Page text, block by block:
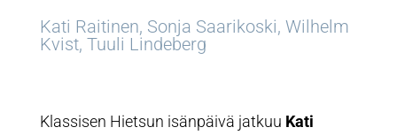
Kati Raitinen, Sonja Saarikoski, Wilhelm
Kvist, Tuuli Lindeberg
Klassisen Hietsun isänpäivä jatkuu Kati